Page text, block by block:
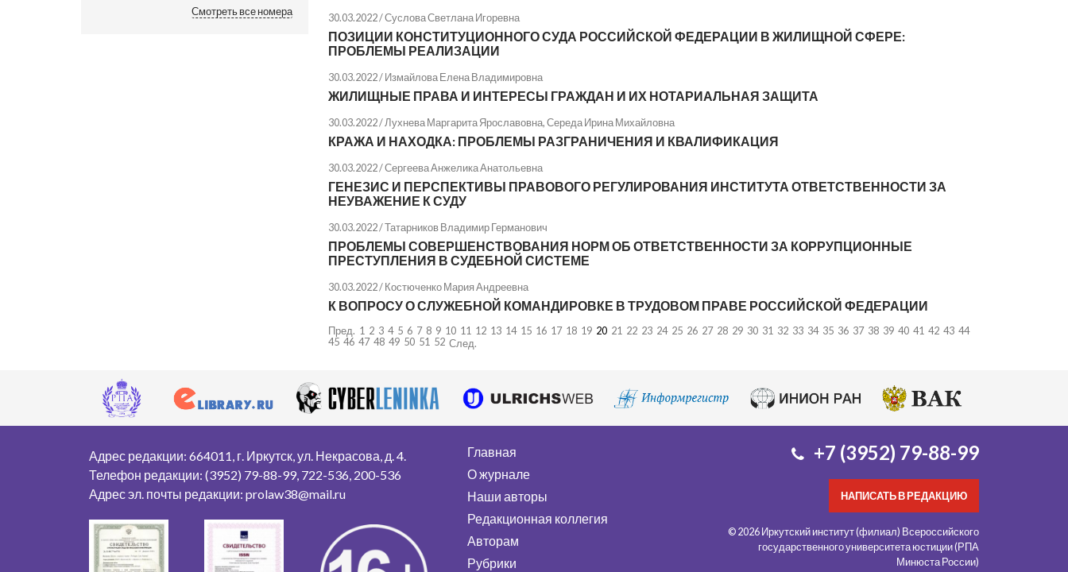
Смотреть все номера 30.03.2022 /Суслова Светлана Игоревна
ПОЗИЦИИ КОНСТИТУЦИОННОГО СУДА РОССИЙСКОЙ ФЕДЕРАЦИИ В ЖИЛИЩНОЙ СФЕРЕ:
ПРОБЛЕМЫ РЕАЛИЗАЦИИ
30.03.2022 /Измайлова Елена Владимировна
ЖИЛИЩНЫЕ ПРАВА И ИНТЕРЕСЫ ГРАЖДАН И ИХ НОТАРИАЛЬНАЯ ЗАЩИТА
30.03.2022 /Лухнева Маргарита Ярославовна,Середа Ирина Михайловна
КРАЖА И НАХОДКА: ПРОБЛЕМЫ РАЗГРАНИЧЕНИЯ И КВАЛИФИКАЦИЯ
30.03.2022 /Сергеева Анжелика Анатольевна
ГЕНЕЗИС И ПЕРСПЕКТИВЫ ПРАВОВОГО РЕГУЛИРОВАНИЯ ИНСТИТУТА ОТВЕТСТВЕННОСТИ ЗА
НЕУВАЖЕНИЕ К СУДУ
30.03.2022 /Татарников Владимир Германович
ПРОБЛЕМЫ СОВЕРШЕНСТВОВАНИЯ НОРМ ОБ ОТВЕТСТВЕННОСТИ ЗА КОРРУПЦИОННЫЕ
ПРЕСТУПЛЕНИЯ В СУДЕБНОЙ СИСТЕМЕ
30.03.2022 /Костюченко Мария Андреевна
К ВОПРОСУ О СЛУЖЕБНОЙ КОМАНДИРОВКЕ В ТРУДОВОМ ПРАВЕ РОССИЙСКОЙ ФЕДЕРАЦИИ
Пред. 1 2 3 4 5 6 7 8 9 10 11 12 13 14 15 16 17 18 19 20 21 22 23 24 25 26 27 28 29 30 31 32 33 34 35 36 37 38 39 40 41 42 43 44
45 46 47 48 49 50 51 52 След.
Адрес редакции: 664011, г. Иркутск, ул. Некрасова, д. 4.
Телефон редакции: (3952) 79-88-99, 722-536, 200-536
Адрес эл. почты редакции: prolaw38@mail.ru
Главная
О журнале
Наши авторы
Редакционная коллегия
Авторам
Рубрики
+7 (3952) 79-88-99
НАПИСАТЬ В РЕДАКЦИЮ
© 2026 Иркутский институт (филиал) Всероссийского
государственного университета юстиции (РПА
Минюста России)